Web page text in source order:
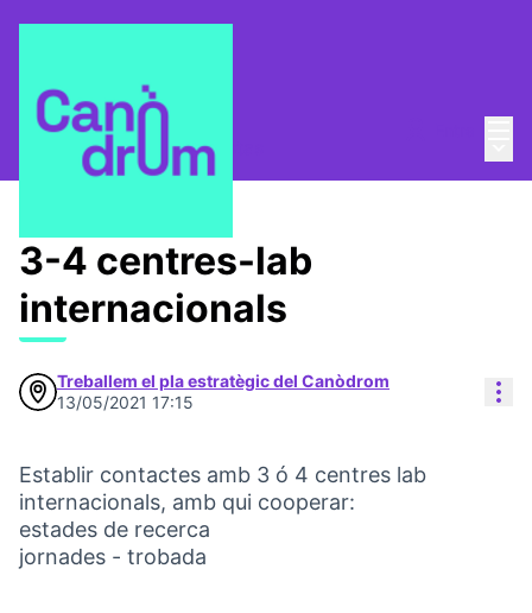
Pla Estratègic Propuestas
3-4 centres-lab
internacionals
Treballem el pla estratègic del Canòdrom
13/05/2021 17:15
Establir contactes amb 3 ó 4 centres lab
internacionals, amb qui cooperar:
estades de recerca
jornades - trobada